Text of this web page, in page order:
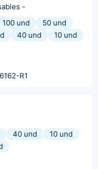
-
100 und
50 und
40 und
10 und
R1
40 und
10 und